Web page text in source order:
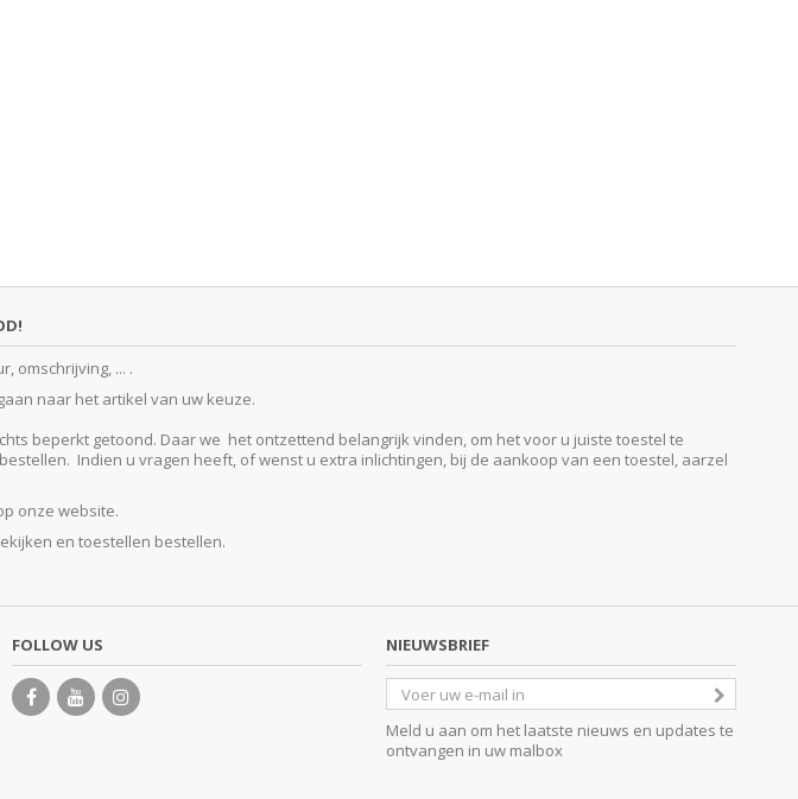
omschrijving, ... .
naar het artikel van uw keuze.
beperkt getoond. Daar we het ontzettend belangrijk vinden, om het voor u juiste toestel te
Indien u vragen heeft, of wenst u extra inlichtingen, bij de aankoop van een toestel, aarzel
onze website.
en toestellen bestellen.
FOLLOW US NIEUWSBRIEF
Meld u aan om het laatste nieuws en updates te
ontvangen in uw malbox